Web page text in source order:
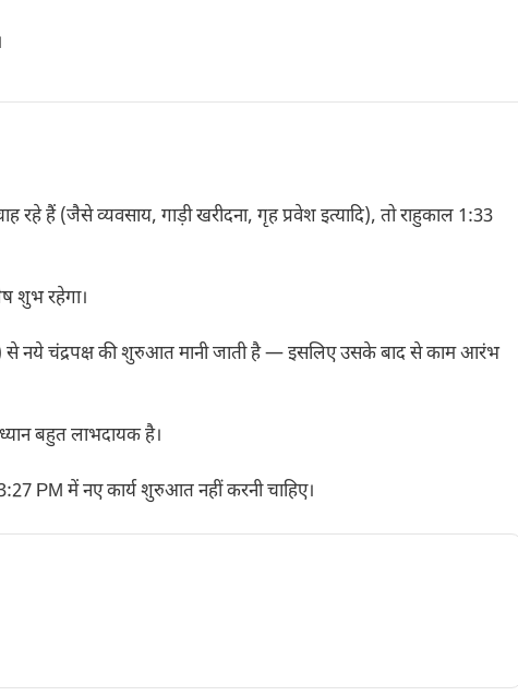
हैं (जैसे व्यवसाय, गाड़ी खरीदना, गृह प्रवेश इत्यादि), तो राहुकाल 1:33
शुभ रहेगा।
से नये चंद्रपक्ष की शुरुआत मानी जाती है — इसलिए उसके बाद से काम आरंभ
ध्यान बहुत लाभदायक है।
PM में नए कार्य शुरुआत नहीं करनी चाहिए।